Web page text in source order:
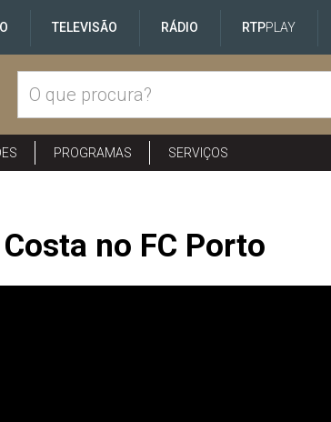
TELEVISÃO RÁDIO RTPPLAY
PROGRAMAS SERVIÇOS
no FC Porto